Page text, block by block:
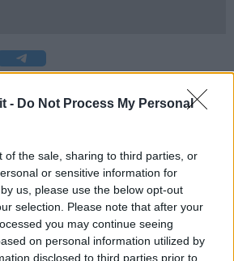
- Do Not Process My Personal
of the sale, sharing to third parties, or
or sensitive information for
us, please use the below opt-out
selection. Please note that after your
you may continue seeing
on personal information utilized by
disclosed to third parties prior to
la prossima settimana con l’istituzione di
fluidificazione del traffico. Per realizzare
edicolasarà chiusa la corsia di
in viale del Poggio Imperiale; previsti
in via Senese, via Foscolo e
L’intervento si concluderà il 7 agosto.